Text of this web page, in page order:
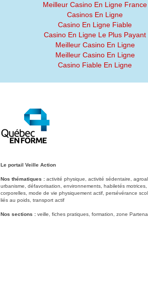
Meilleur Casino En Ligne France
Casinos En Ligne
Casino En Ligne Fiable
Casino En Ligne Le Plus Payant
Meilleur Casino En Ligne
Meilleur Casino En Ligne
Casino Fiable En Ligne
Le portail Veille Action
Nos thématiques : activité physique, activité sédentaire,
urbanisme, défavorisation, environnements, habiletés
corporelles, mode de vie physiquement actif, persévérance
liés au poids, transport actif
Nos sections : veille, fiches pratiques, formation, zone